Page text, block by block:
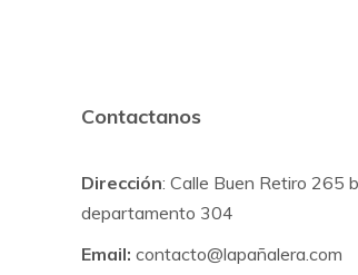
Contactanos
Dirección: Calle Buen Retiro 265
departamento 304
Email: contacto@lapañalera.com